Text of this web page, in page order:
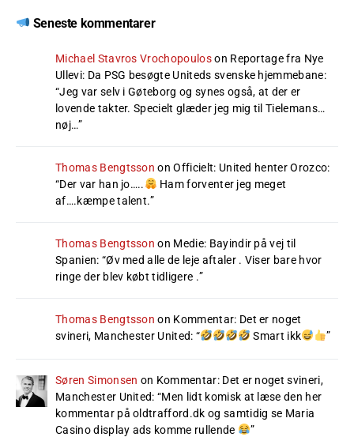
Seneste kommentarer
Michael Stavros Vrochopouloson Reportage fra Nye
Ullevi: Da PSG besøgte Uniteds svenske hjemmebane:
“Jeg var selv i Gøteborg og synes også, at der er
lovende takter. Specielt glæder jeg mig til Tielemans…
nøj…”
Thomas Bengtsson onOfficielt: United henter Orozco:
“Der var han jo…..
Ham forventer jeg meget
af….kæmpe talent.”
Thomas Bengtsson on Medie: Bayindir på vej til
Spanien: “Øv med alle de leje aftaler . Viser bare hvor
ringe der blev købt tidligere .”
Thomas Bengtsson on Kommentar: Det er noget
svineri, Manchester United: “ Smart ikk ”
Søren Simonsen on Kommentar: Det er noget svineri,
Manchester United: “Men lidt komisk at læse den her
kommentar på oldtrafford.dk og samtidig se Maria
Casino display ads komme rullende
”